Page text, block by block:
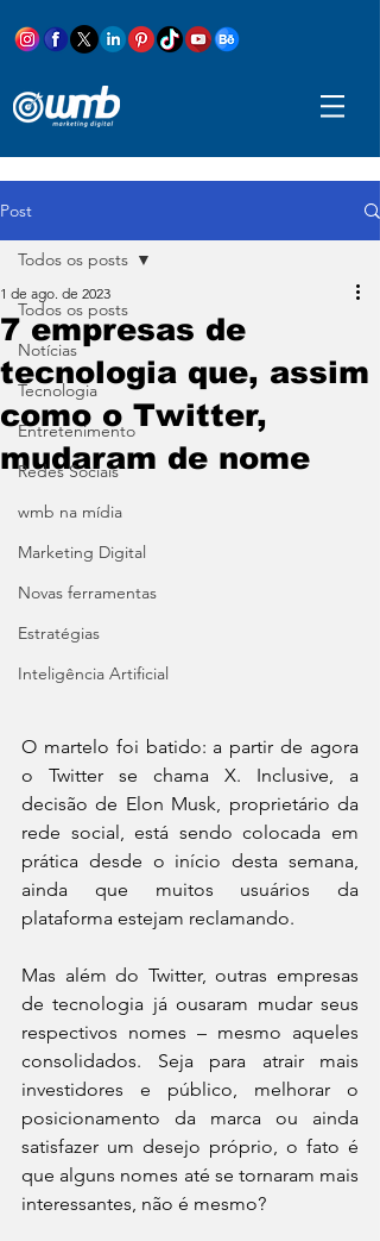
Post
Todos os posts
Notícias
Tecnologia
Entretenimento
Redes Sociais
wmb na mídia
Marketing Digital
Novas ferramentas
Estratégias
Inteligência Artificial
Todos os posts
7 empresas de
tecnologia que, assim
como o Twitter,
mudaram de nome
1 de ago. de 2023
O martelo foi batido: a partir de agora
o Twitter se chama X. Inclusive, a
decisão de Elon Musk, proprietário da
rede social, está sendo colocada em
prática desde o início desta semana,
ainda que muitos usuários da
plataforma estejam reclamando.
Mas além do Twitter, outras empresas
de tecnologia já ousaram mudar seus
respectivos nomes – mesmo aqueles
consolidados. Seja para atrair mais
investidores e público, melhorar o
posicionamento da marca ou ainda
satisfazer um desejo próprio, o fato é
que alguns nomes até se tornaram mais
interessantes, não é mesmo?